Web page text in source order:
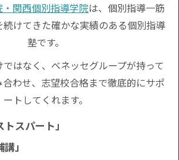
関西個別指導学院は、個別指導一筋
けてきた確かな実績のある個別指導
塾です。
はなく、ベネッセグループが持って
わせ、志望校合格まで徹底的にサポ
ートしてくれます。
トスパート」
」